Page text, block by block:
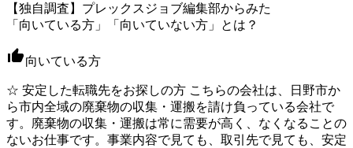
【独自調査】プレックスジョブ編集部からみた
「向いている方」「向いていない方」とは？
向いている方
☆ 安定した転職先をお探しの方 こちらの会社は、日野市か
ら市内全域の廃棄物の収集・運搬を請け負っている会社で
す。廃棄物の収集・運搬は常に需要が高く、なくなることの
ないお仕事です。事業内容で見ても、取引先で見ても、安定